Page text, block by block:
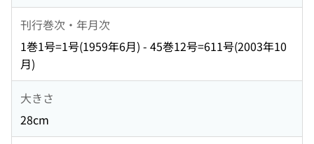
刊行巻次・年月次
1巻1号=1号(1959年6月) - 45巻12号=611号(2003年10
月)
大きさ
28cm